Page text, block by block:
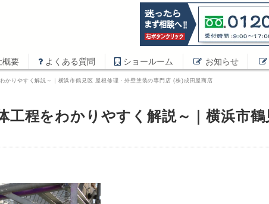
概要 よくある質問 ショールーム お知らせ
かりやすく解説～｜横浜市鶴見区 屋根修理・外壁塗装の専門店 (株)成田屋商店
工程をわかりやすく解説～｜横浜市